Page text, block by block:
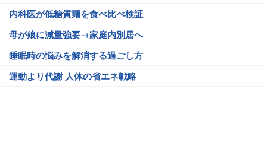
内科医が低糖質麺を食べ比べ検証
母が娘に減量強要→家庭内別居へ
睡眠時の悩みを解消する過ごし方
運動より代謝 人体の省エネ戦略